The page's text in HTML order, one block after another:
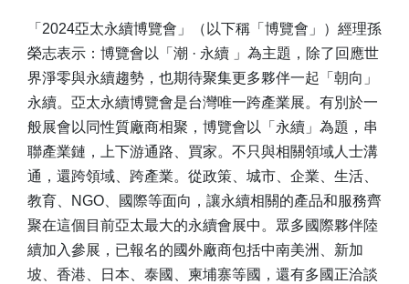
「2024亞太永續博覽會」（以下稱「博覽會」）經理孫
榮志表示：博覽會以「潮 · 永續 」為主題，除了回應世
界淨零與永續趨勢，也期待聚集更多夥伴一起「朝向」
永續。亞太永續博覽會是台灣唯一跨產業展。有別於一
般展會以同性質廠商相聚，博覽會以「永續」為題，串
聯產業鏈，上下游通路、買家。不只與相關領域人士溝
通，還跨領域、跨產業。從政策、城市、企業、生活、
教育、NGO、國際等面向，讓永續相關的產品和服務齊
聚在這個目前亞太最大的永續會展中。眾多國際夥伴陸
續加入參展，已報名的國外廠商包括中南美洲、新加
坡、香港、日本、泰國、柬埔寨等國，還有多國正洽談